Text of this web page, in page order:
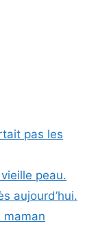
pas les
peau.
aujourd’hui.
maman